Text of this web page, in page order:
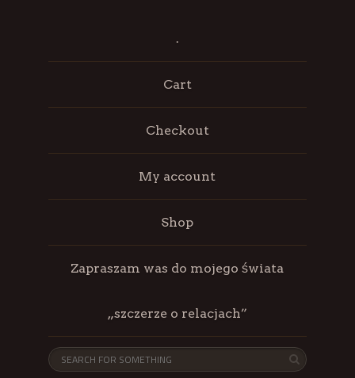
.
Cart
Checkout
My account
Shop
Zapraszam was do mojego świata
„szczerze o relacjach”